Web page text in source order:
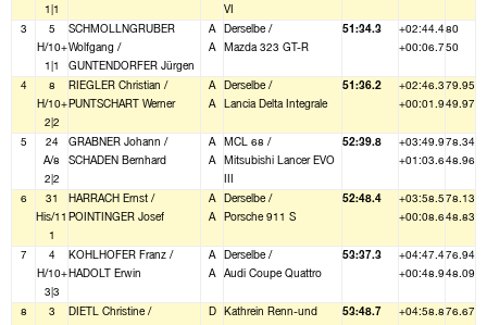
1|1
VI
3
5
H/10+
1|1
SCHMOLLNGRUBER
Wolfgang /
GUNTENDORFER Jürgen
A
A
Derselbe /
Mazda 323 GT-R
51:34.3
+02:44.4
+00:06.7
80
50
4
8
H/10+
2|2
RIEGLER Christian /
PUNTSCHART Werner
A
A
Derselbe /
Lancia Delta Integrale
51:36.2
+02:46.3
+00:01.9
79.95
49.97
5
24
A/8
2|2
GRABNER Johann /
SCHADEN Bernhard
A
A
MCL 68 /
Mitsubishi Lancer EVO
52:39.8
+03:49.9
+01:03.6
78.34
48.96
6
31
His/11
1
HARRACH Ernst /
POINTINGER Josef
A
A
Derselbe /
Porsche 911 S
52:48.4
+03:58.5
+00:08.6
78.13
48.83
7
4
H/10+
3|3
KOHLHOFER Franz /
HADOLT Erwin
A
A
Derselbe /
Audi Coupe Quattro
53:37.3
+04:47.4
+00:48.9
76.94
48.09
8
3
DIETL Christine /
D
Kathrein Renn-und
53:48.7
+04:58.8 76.67